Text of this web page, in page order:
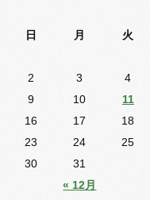
日
月 火
« 12月
2
3 4
9
10 11
16
17 18
23
24 25
30
31